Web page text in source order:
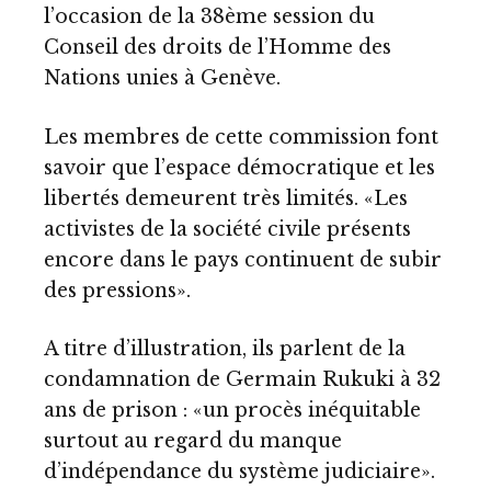
l’occasion de la 38ème session du
Conseil des droits de l’Homme des
Nations unies à Genève.
Les membres de cette commission font
savoir que l’espace démocratique et les
libertés demeurent très limités. «Les
activistes de la société civile présents
encore dans le pays continuent de subir
des pressions».
A titre d’illustration, ils parlent de la
condamnation de Germain Rukuki à 32
ans de prison : «un procès inéquitable
surtout au regard du manque
d’indépendance du système judiciaire».